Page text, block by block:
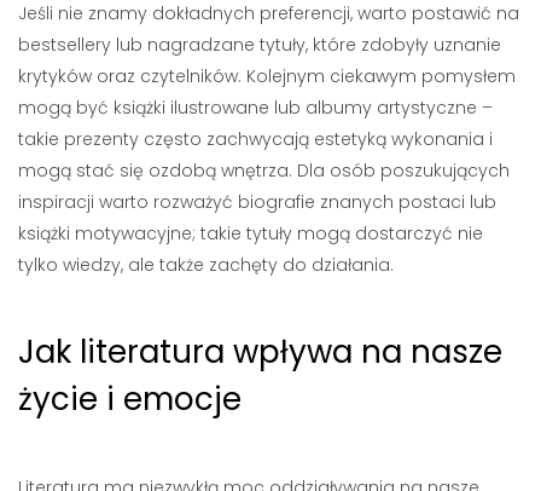
Jeśli nie znamy dokładnych preferencji, warto postawić na
bestsellery lub nagradzane tytuły, które zdobyły uznanie
krytyków oraz czytelników. Kolejnym ciekawym pomysłem
mogą być książki ilustrowane lub albumy artystyczne –
takie prezenty często zachwycają estetyką wykonania i
mogą stać się ozdobą wnętrza. Dla osób poszukujących
inspiracji warto rozważyć biografie znanych postaci lub
książki motywacyjne; takie tytuły mogą dostarczyć nie
tylko wiedzy, ale także zachęty do działania.
Jak literatura wpływa na nasze
życie i emocje